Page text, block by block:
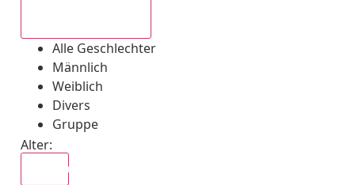
Alle Geschlechter
Männlich
Weiblich
Divers
Gruppe
Alter: